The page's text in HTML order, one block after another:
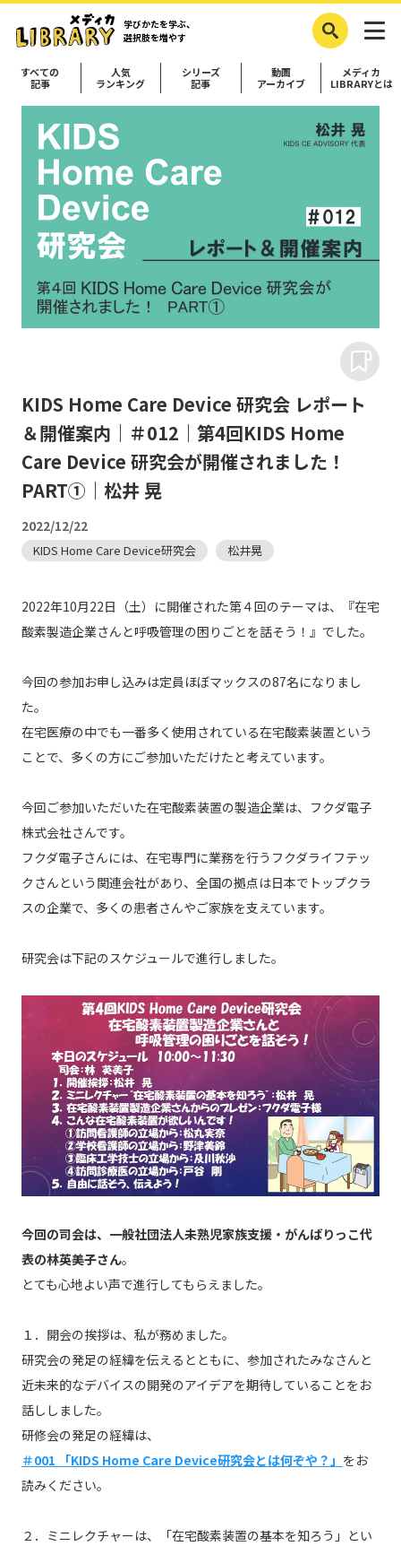
学びかたを学ぶ、
選択肢を増やす
すべての
記事
人気
ランキング
シリーズ
記事
動画
アーカイブ
メディカ
LIBRARYとは
KIDS Home Care Device 研究会 レポート
＆開催案内｜＃012｜第4回KIDS Home
Care Device 研究会が開催されました！
PART①｜松井 晃
2022/12/22
KIDS Home Care Device研究会 松井晃
2022年10月22日（土）に開催された第４回のテーマは、『在宅
酸素製造企業さんと呼吸管理の困りごとを話そう！』でした。
今回の参加お申し込みは定員ほぼマックスの87名になりまし
た。
在宅医療の中でも一番多く使用されている在宅酸素装置という
ことで、多くの方にご参加いただけたと考えています。
今回ご参加いただいた在宅酸素装置の製造企業は、フクダ電子
株式会社さんです。
フクダ電子さんには、在宅専門に業務を行うフクダライフテッ
クさんという関連会社があり、全国の拠点は日本でトップクラ
スの企業で、多くの患者さんやご家族を支えています。
研究会は下記のスケジュールで進行しました。
今回の司会は、一般社団法人未熟児家族支援・がんばりっこ代
表の林英美子さん。
とても心地よい声で進行してもらえました。
１．開会の挨拶は、私が務めました。
研究会の発足の経緯を伝えるとともに、参加されたみなさんと
近未来的なデバイスの開発のアイデアを期待していることをお
話ししました。
研修会の発足の経緯は、
＃001 「KIDS Home Care Device研究会とは何ぞや？」 をお
読みください。
２．ミニレクチャーは、「在宅酸素装置の基本を知ろう」とい